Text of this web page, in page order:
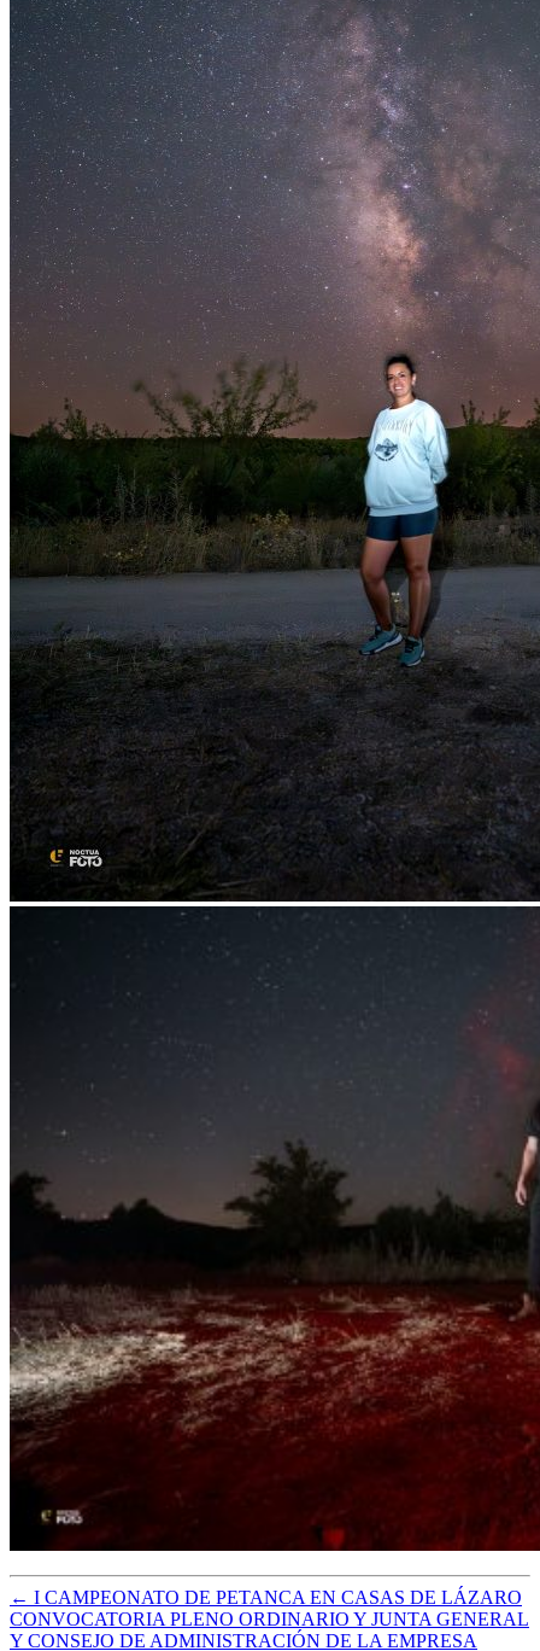
← I CAMPEONATO DE PETANCA EN CASAS DE LÁZARO
CONVOCATORIA PLENO ORDINARIO Y JUNTA GENERAL
Y CONSEJO DE ADMINISTRACIÓN DE LA EMPRESA